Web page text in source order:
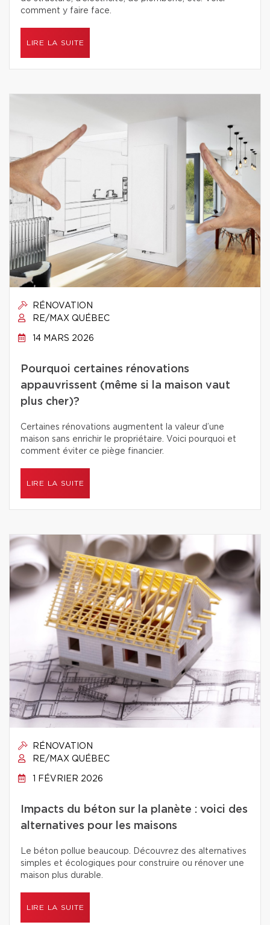
comment y faire face.
LIRE LA SUITE
RÉNOVATION
RE/MAX QUÉBEC
14 MARS 2026
Pourquoi certaines rénovations
appauvrissent (même si la maison vaut
plus cher)?
Certaines rénovations augmentent la valeur d’une
maison sans enrichir le propriétaire. Voici pourquoi et
comment éviter ce piège financier.
LIRE LA SUITE
RÉNOVATION
RE/MAX QUÉBEC
1 FÉVRIER 2026
Impacts du béton sur la planète : voici des
alternatives pour les maisons
Le béton pollue beaucoup. Découvrez des alternatives
simples et écologiques pour construire ou rénover une
maison plus durable.
LIRE LA SUITE